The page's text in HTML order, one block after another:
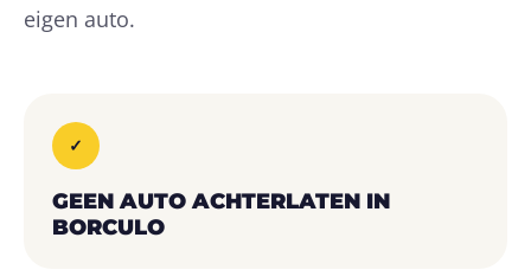
eigen auto.
✓
GEEN AUTO ACHTERLATEN IN
BORCULO